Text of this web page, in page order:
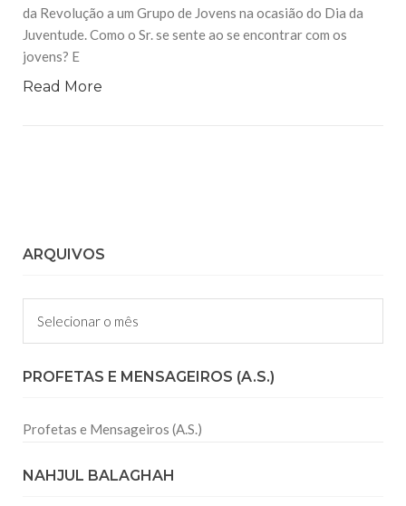
da Revolução a um Grupo de Jovens na ocasião do Dia da
Juventude. Como o Sr. se sente ao se encontrar com os
jovens? E
Read More
ARQUIVOS
Arquivos
PROFETAS E MENSAGEIROS (A.S.)
Profetas e Mensageiros (A.S.)
NAHJUL BALAGHAH